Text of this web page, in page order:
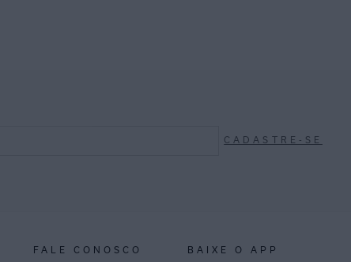
CADASTRE-SE
FALE CONOSCO BAIXE O APP